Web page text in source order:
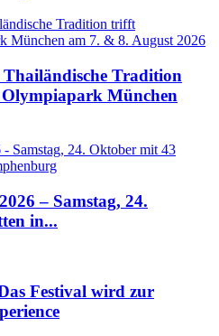
Tradition
München
– Samstag, 24.
in...
Festival wird zur